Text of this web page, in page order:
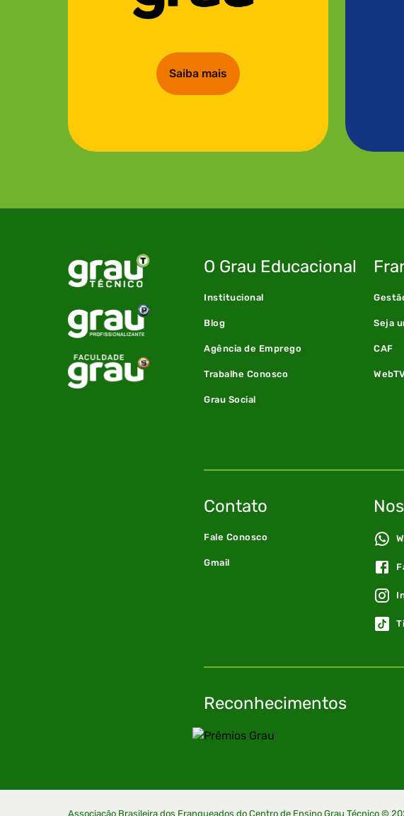
Saiba mais
O Grau Educacional
Institucional
Blog
Agência de Emprego
Trabalhe Conosco
Grau Social
Seja
CAF
Contato
Fale Conosco
Gmail
Reconhecimentos
Associação Brasileira dos Franqueados do Centro de Ensino Grau Técnico ©